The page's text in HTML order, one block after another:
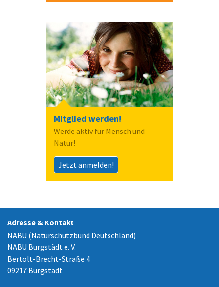
Mitglied werden!
Werde aktiv für Mensch und
Natur!
Jetzt anmelden!
Adresse & Kontakt
NABU (Naturschutzbund Deutschland)
NABU Burgstädt e. V.
Bertolt-Brecht-Straße 4
09217 Burgstädt